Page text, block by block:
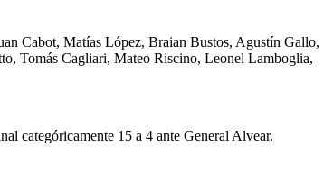
Cabot, Matías López, Braian Bustos, Agustín Gallo,
Tomás Cagliari, Mateo Riscino, Leonel Lamboglia,
categóricamente 15 a 4 ante General Alvear.